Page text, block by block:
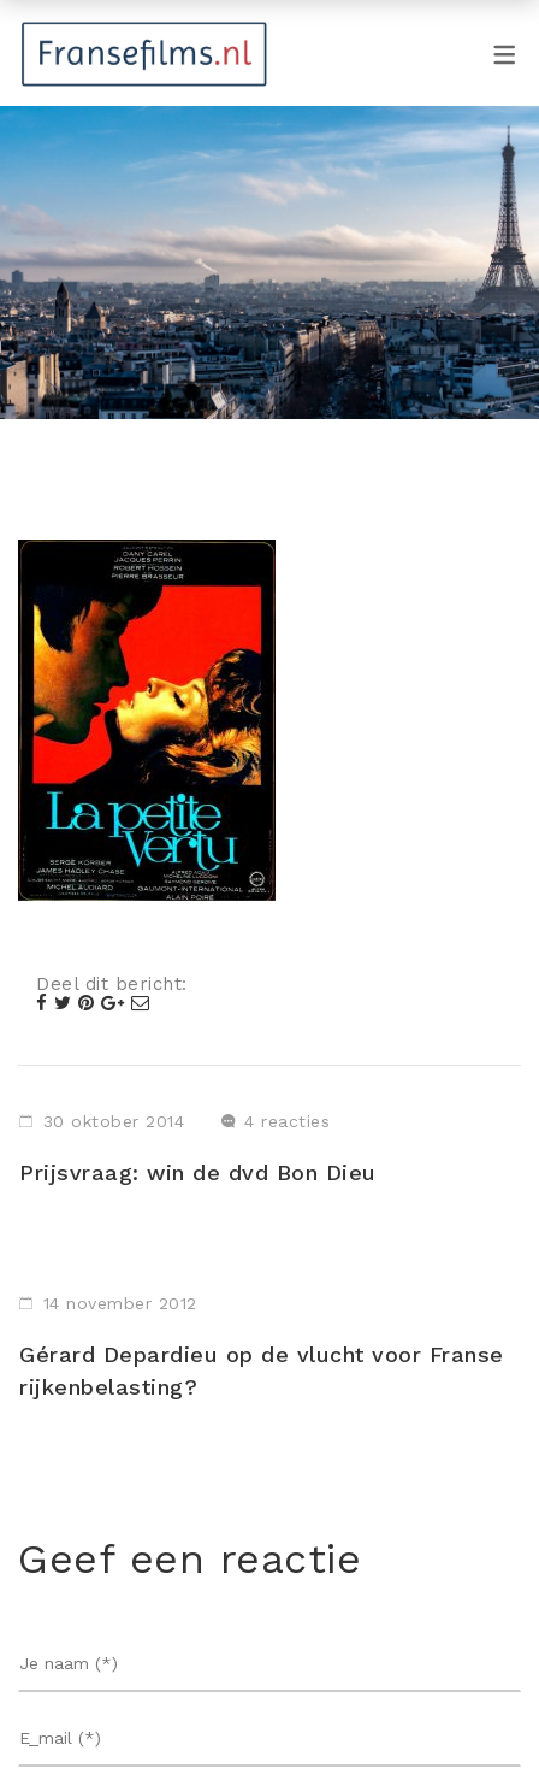
Animatie
Documentaire
Drama
Fantasy
Horror
Misdaad
Oorlogsfilm
Romantische komedie
Thriller
Deel dit bericht:
30 oktober 2014 4 reacties
Prijsvraag: win de dvd Bon Dieu
14 november 2012
Gérard Depardieu op de vlucht voor Franse
rijkenbelasting?
Geef een reactie